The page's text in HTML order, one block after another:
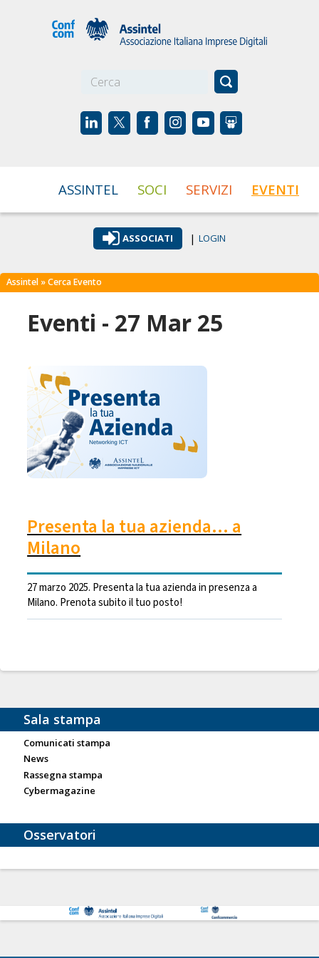
ASSINTEL SOCI SERVIZI EVENTI
ASSOCIATI | LOGIN
Assintel » Cerca Evento
Eventi - 27 Mar 25
Presenta la tua azienda... a
Milano
27 marzo 2025. Presenta la tua azienda in presenza a
Milano. Prenota subito il tuo posto!
Sala stampa
Comunicati stampa
News
Rassegna stampa
Cybermagazine
Osservatori